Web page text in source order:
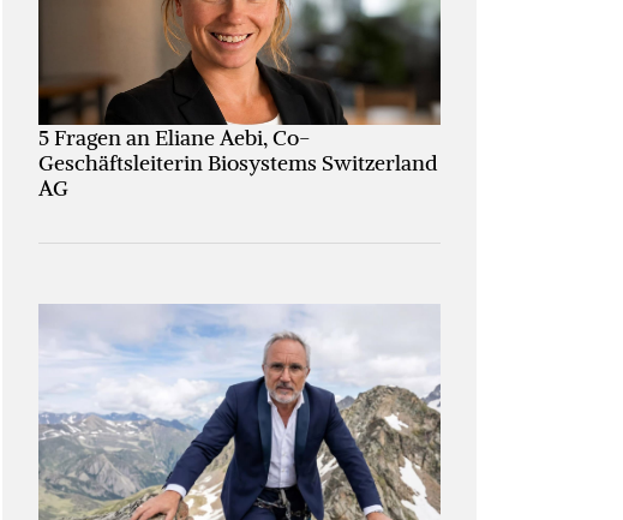
5 Fragen an Eliane Aebi, Co-
Geschäftsleiterin Biosystems Switzerland
AG